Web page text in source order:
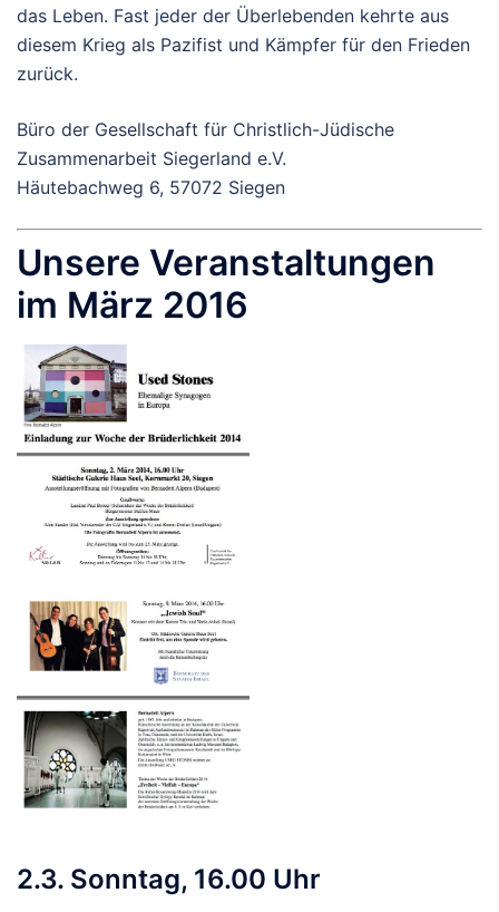
das Leben. Fast jeder der Überlebenden kehrte aus
diesem Krieg als Pazifist und Kämpfer für den Frieden
zurück.
Büro der Gesellschaft für Christlich-Jüdische
Zusammenarbeit Siegerland e.V.
Häutebachweg 6, 57072 Siegen
Unsere Veranstaltungen
im März 2016
2.3. Sonntag, 16.00 Uhr